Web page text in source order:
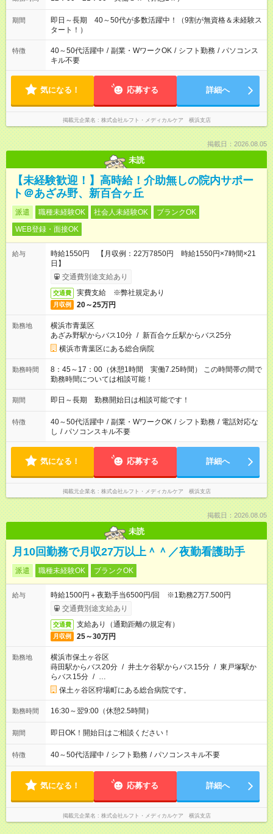
期間
即日～長期 40～50代が多数活躍中！（9割が無資格＆未経験ス
タート！）
特徴 40～50代活躍中 / 副業・WワークOK / シフト勤務 / パソコンス
キル不要
気になる！ 応募する 詳細へ
掲載元企業名 株式会社ルフト・メディカルケア 横浜支店
掲載日：2026.08.05
未読
【未経験歓迎！】高時給！介助無しの院内サポー
ト＠あざみ野、新百合ヶ丘
派遣 職種未経験OK 社会人未経験OK
ブランクOK
WEB登録・面接OK
給与
時給1550円 【月収例：22万7850円 時給1550円×7時間×21
日】
交通費別途支給あり
交通費 実費支給 ※弊社規定あり
月収例 20～25万円
勤務地
横浜市青葉区
あざみ野駅からバス10分 / 新百合ケ丘駅からバス25分
横浜市青葉区にある総合病院
勤務時間
8：45～17：00（休憩1時間 実働7.25時間） この時間帯の間で
勤務時間については相談可能！
期間 即日～長期 勤務開始日は相談可能です！
特徴 40～50代活躍中 / 副業・WワークOK / シフト勤務 / 電話対応な
し / パソコンスキル不要
気になる！ 応募する 詳細へ
掲載元企業名 株式会社ルフト・メディカルケア 横浜支店
掲載日：2026.08.05
未読
月10回勤務で月収27万以上＾＾／夜勤看護助手
派遣 職種未経験OK ブランクOK
給与
時給1500円＋夜勤手当6500円/回 ※1勤務2万7.500円
交通費別途支給あり
交通費 支給あり（通勤距離の規定有）
月収例 25～30万円
勤務地
横浜市保土ヶ谷区
蒔田駅からバス20分 / 井土ケ谷駅からバス15分 / 東戸塚駅か
らバス15分 / …
保土ヶ谷区狩場町にある総合病院です。
勤務時間 16:30～翌9:00（休憩2.5時間）
期間 即日OK！開始日はご相談ください！
特徴 40～50代活躍中 / シフト勤務 / パソコンスキル不要
気になる！ 応募する 詳細へ
掲載元企業名 株式会社ルフト・メディカルケア 横浜支店